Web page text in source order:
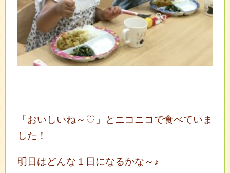
「おいしいね～♡」とニコニコで食べていま
した！
明日はどんな１日になるかな～♪